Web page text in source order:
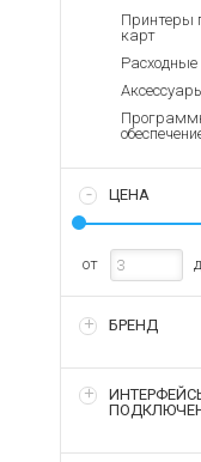
Принтеры
карт
ЦЕНА
от
БРЕНД